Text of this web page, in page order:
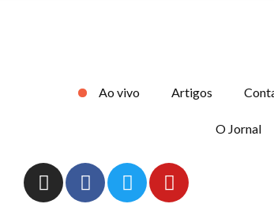
Ao vivo Artigos
O Jornal